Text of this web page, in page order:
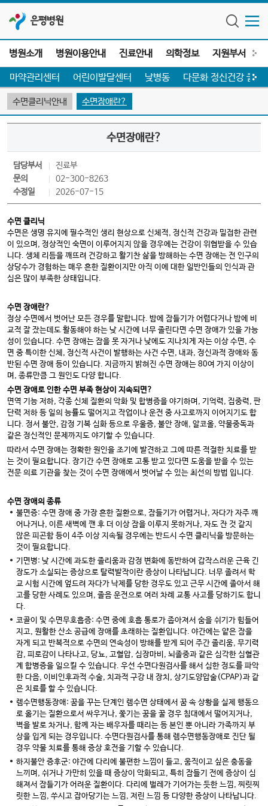
은평병원
병원소개 병원이용안내 진료안내 의학정보 지원부서
마약관리센터 어린이발달센터 낮병동 다문화 정신건강 클리
수면클리닉안내 수면장애란?
수면장애란?
담당부서
진료부
문의
02-300-8263
수정일
2026-07-15
수면 클리닉
수면은 생명 유지에 필수적인 생리 현상으로 신체적, 정신적 건강과 밀접한 관련
이 있으며, 정상적인 숙면이 이루어지지 않을 경우에는 건강이 위협받을 수 있습
니다. 생체 리듬을 깨뜨려 건강하고 활기찬 삶을 방해하는 수면 장애는 전 인구의
상당수가 경험하는 매우 흔한 질환이지만 아직 이에 대한 일반인들의 인식과 관
심은 많이 부족한 상태입니다.
수면 장애란?
정상 수면에서 벗어난 모든 경우를 말합니다. 밤에 잠들기가 어렵다거나 밤에 비
교적 잘 잤는데도 활동해야 하는 낮 시간에 너무 졸린다면 수면 장애가 있을 가능
성이 있습니다. 수면 장애는 잠을 못 자거나 낮에도 지나치게 자는 이상 수면, 수
면 중 특이한 신체, 정신적 사건이 발행하는 사건 수면, 내과, 정신과적 장애와 동
반된 수면 장애 등이 있습니다. 지금까지 밝혀진 수면 장애는 80여 가지 이상이
며, 종류만큼 그 원인도 다양 합니다.
수면 장애로 인한 수면 부족 현상이 지속되면?
면역 기능 저하, 각종 신체 질환의 악화 및 합병증을 야기하며, 기억력, 집중력, 판
단력 저하 등 일의 능률도 떨어지고 작업이나 운전 중 사고로까지 이어지기도 합
니다. 정서 불안, 감정 기복 심화 등으로 우울증, 불안 장애, 알코올, 약물중독과
같은 정신적인 문제까지도 야기할 수 있습니다.
따라서 수면 장애는 정확한 원인을 조기에 발견하고 그에 따른 적절한 치료를 받
는 것이 필요합니다. 장기간 수면 장애로 고통 받고 있다면 도움을 받을 수 있는
전문 의료 기관을 찾는 것이 수면 장애에서 벗어날 수 있는 최선의 방법 입니다.
수면 장애의 종류
불면증: 수면 장애 중 가장 흔한 질환으로, 잠들기가 어렵거나, 자다가 자주 깨
어나거나, 이른 새벽에 깬 후 더 이상 잠을 이루지 못하거나, 자도 잔 것 같지
않은 피곤함 등이 4주 이상 지속될 경우에는 반드시 수면 클리닉을 방문하는
것이 필요합니다.
기면병: 낮 시간에 과도한 졸리움과 감정 변화에 동반하여 갑작스러운 근육 긴
장도가 소실되는 증상으로 탈력발작이란 증상이 나타납니다. 너무 졸려서 학
교 시험 시간에 엎드려 자다가 낙제를 당한 경우도 있고 근무 시간에 졸아서 해
고를 당한 사례도 있으며, 졸음 운전으로 여러 차례 교통 사고를 당하기도 합니
다.
코골이 및 수면무호흡증: 수면 중에 호흡 통로가 좁아져서 숨을 쉬기가 힘들어
지고, 원활한 산소 공급에 장애를 초래하는 질환입니다. 야간에는 얕은 잠을
자게 되고 반복적으로 수면의 연속성이 방해를 받게 되어 주간 졸리움, 무기력
감, 피로감이 나타나고, 당뇨, 고혈압, 심장마비, 뇌졸중과 같은 심각한 심혈관
계 합병증을 일으킬 수 있습니다. 우선 수면다원검사를 해서 심한 정도를 파악
한 다음, 이비인후과적 수술, 치과적 구강 내 장치, 상기도양압술(CPAP)과 같
은 치료를 할 수 있습니다.
렘수면행동장애: 꿈을 꾸는 단계인 렘수면 상태에서 꿈 속 상황을 실제 행동으
로 옮기는 질환으로서 싸우거나, 쫓기는 꿈을 꿀 경우 침대에서 떨어지거나,
벽을 발로 차거나, 함께 자는 배우자를 때리는 등 본인 뿐 아니라 가족까지 부
상을 입게 되는 경우입니다. 수면다원검사를 통해 렘수면행동장애로 진단 될
경우 약물 치료를 통해 증상 호전을 기할 수 있습니다.
하지불안 증후군: 야간에 다리에 불편한 느낌이 들고, 움직이고 싶은 충동을
느끼며, 쉬거나 가만히 있을 때 증상이 악화되고, 특히 잠들기 전에 증상이 심
해져서 잠들기가 어려운 질환이다. 다리에 벌레가 기어가는 듯한 느낌, 찌릿찌
릿한 느낌, 쑤시고 잡아당기는 느낌, 저린 느낌 등 다양한 증상이 나타납니다.